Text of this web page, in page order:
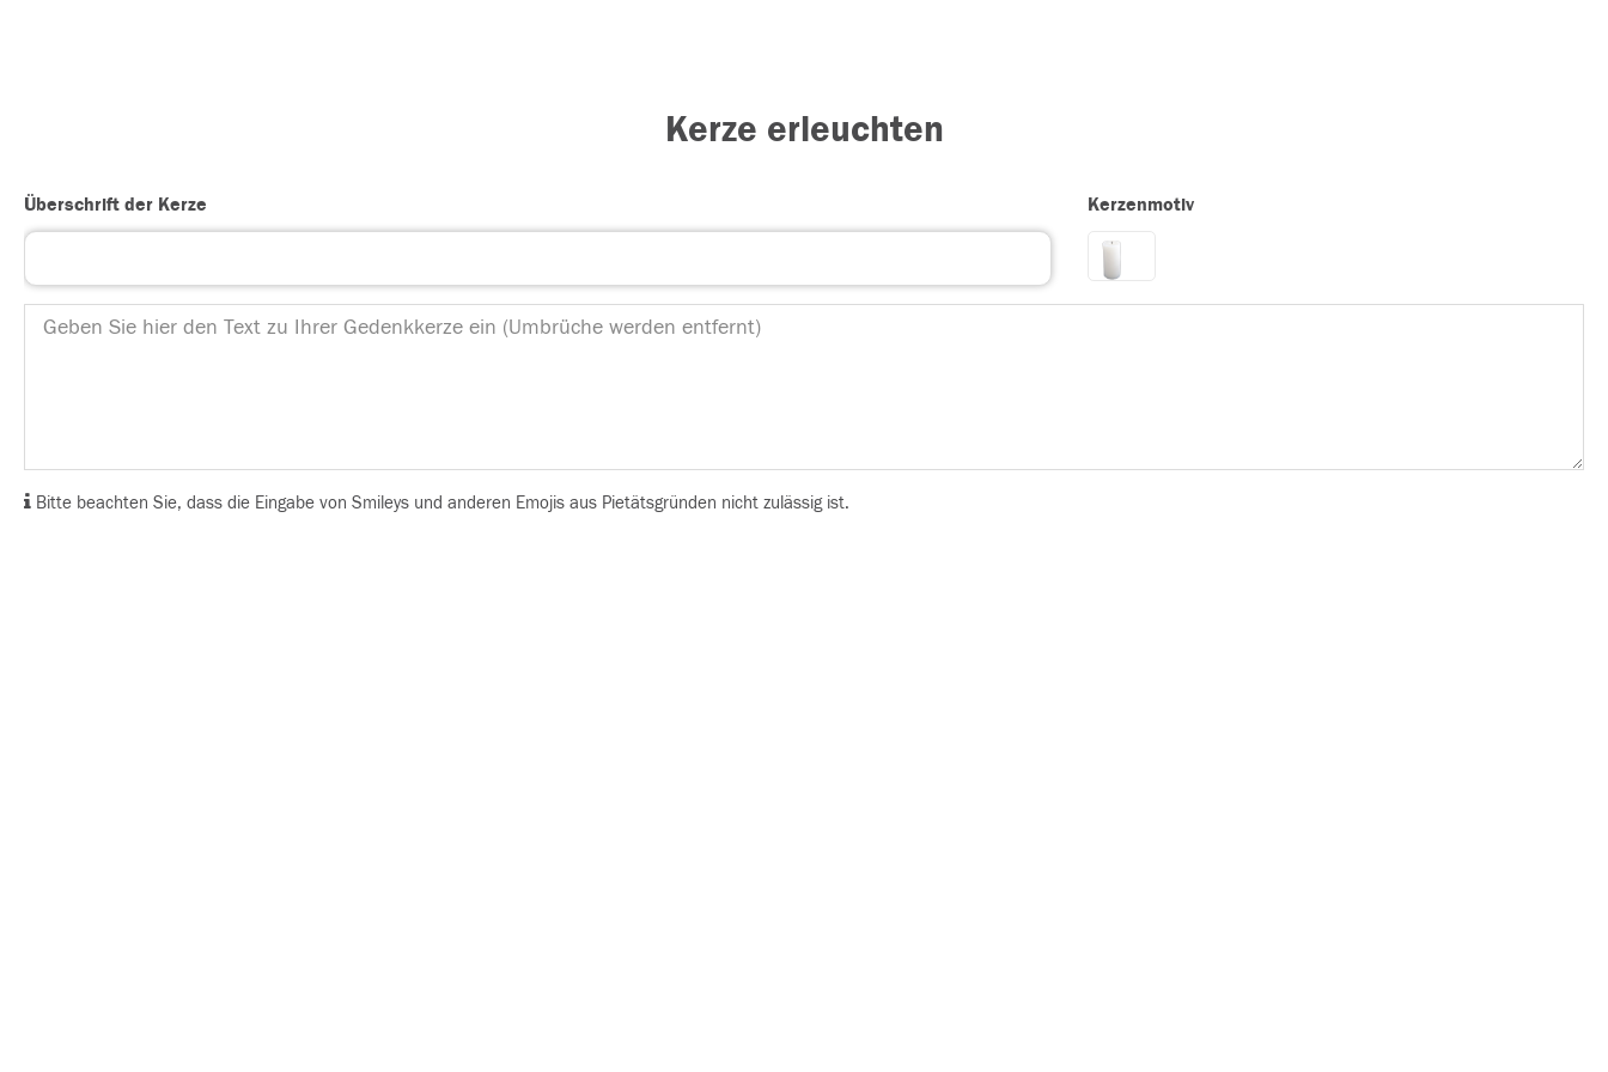
Kerze erleuchten
Überschrift der Kerze Kerzenmotiv
Bitte beachten Sie, dass die Eingabe von Smileys und anderen Emojis aus Pietätsgründen nicht zulässig ist.